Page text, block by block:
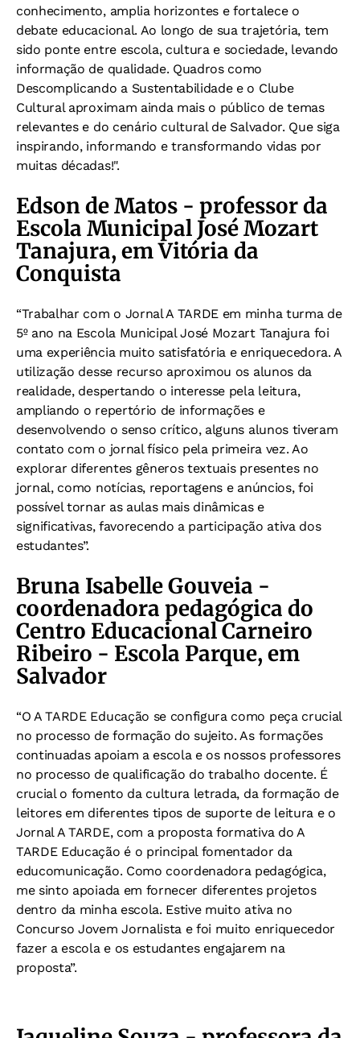
conhecimento, amplia horizontes e fortalece o
debate educacional. Ao longo de sua trajetória, tem
sido ponte entre escola, cultura e sociedade, levando
informação de qualidade. Quadros como
Descomplicando a Sustentabilidade e o Clube
Cultural aproximam ainda mais o público de temas
relevantes e do cenário cultural de Salvador. Que siga
inspirando, informando e transformando vidas por
muitas décadas!".
Edson de Matos - professor da
Escola Municipal José Mozart
Tanajura, em Vitória da
Conquista
“Trabalhar com o Jornal A TARDE em minha turma de
5º ano na Escola Municipal José Mozart Tanajura foi
uma experiência muito satisfatória e enriquecedora. A
utilização desse recurso aproximou os alunos da
realidade, despertando o interesse pela leitura,
ampliando o repertório de informações e
desenvolvendo o senso crítico, alguns alunos tiveram
contato com o jornal físico pela primeira vez. Ao
explorar diferentes gêneros textuais presentes no
jornal, como notícias, reportagens e anúncios, foi
possível tornar as aulas mais dinâmicas e
significativas, favorecendo a participação ativa dos
estudantes”.
Bruna Isabelle Gouveia -
coordenadora pedagógica do
Centro Educacional Carneiro
Ribeiro - Escola Parque, em
Salvador
“O A TARDE Educação se configura como peça crucial
no processo de formação do sujeito. As formações
continuadas apoiam a escola e os nossos professores
no processo de qualificação do trabalho docente. É
crucial o fomento da cultura letrada, da formação de
leitores em diferentes tipos de suporte de leitura e o
Jornal A TARDE, com a proposta formativa do A
TARDE Educação é o principal fomentador da
educomunicação. Como coordenadora pedagógica,
me sinto apoiada em fornecer diferentes projetos
dentro da minha escola. Estive muito ativa no
Concurso Jovem Jornalista e foi muito enriquecedor
fazer a escola e os estudantes engajarem na
proposta”.